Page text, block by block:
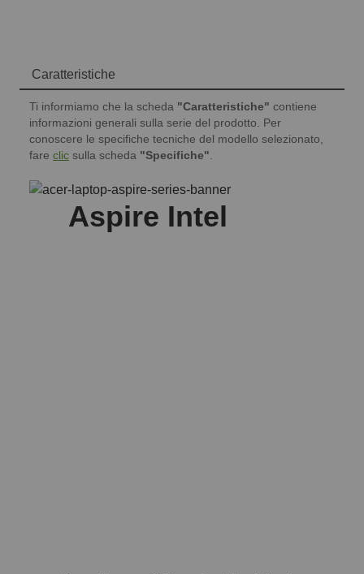
Caratteristiche
Ti informiamo che la scheda "Caratteristiche" contiene
informazioni generali sulla serie del prodotto. Per
conoscere le specifiche tecniche del modello selezionato,
fare clic sulla scheda "Specifiche"